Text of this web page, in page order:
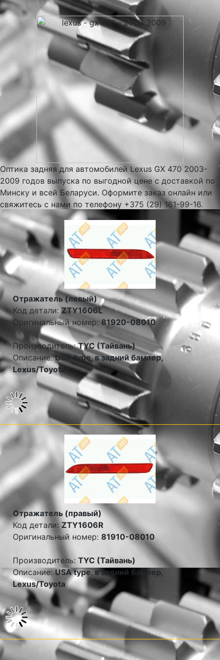
Оптика задняя для автомобилей Lexus GX 470 2003-
2009 годов выпуска по выгодной цене с доставкой по
Минску и всей Беларуси. Оформите заказ онлайн или
свяжитесь с нами по телефону +375 (29) 161-99-16.
Отражатель (левый)
Код детали: ZTY1606L
Оригинальный номер:81920-08010
Производитель:TYC (Тайвань)
Описание:USA type, в задний бампер,
Lexus/Toyota
Отражатель (правый)
Код детали: ZTY1606R
Оригинальный номер: 81910-08010
Производитель: TYC (Тайвань)
Описание:USA type, в задний бампер,
Lexus/Toyota